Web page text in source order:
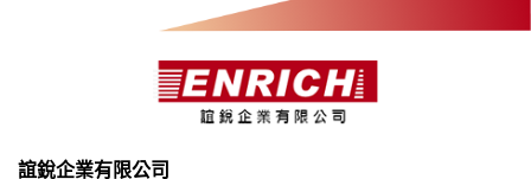
誼銳企業有限公司